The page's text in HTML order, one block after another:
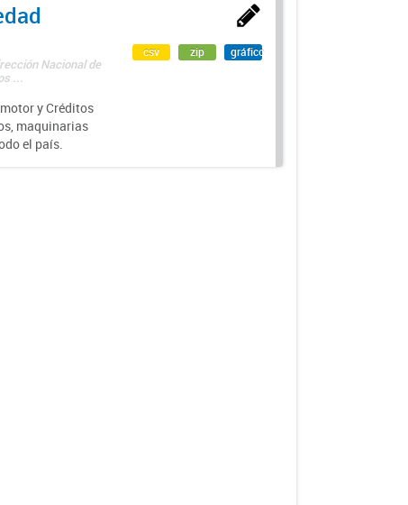
Nacional de
...
y Créditos
maquinarias
el país.
csv zip gráfico